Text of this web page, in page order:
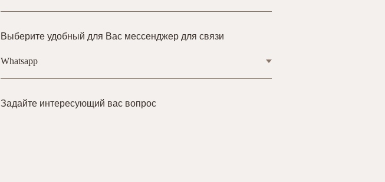
Выберите удобный для Вас мессенджер для связи
Задайте интересующий вас вопрос